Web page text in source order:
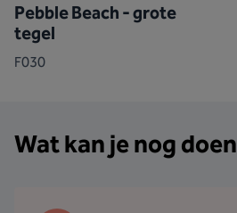
Pebble Beach - grote
tegel
F030
Wat kan je nog doen